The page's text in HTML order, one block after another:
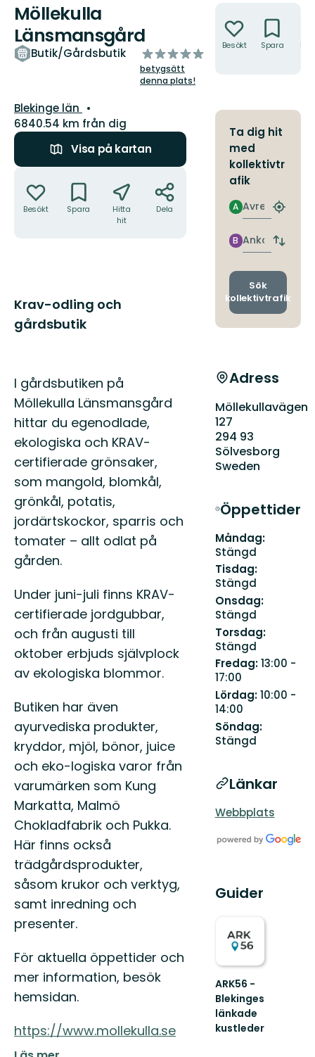
Möllekulla
Länsmansgård
Butik/Gårdsbutik
av
5
stjärnor
betygsätt
denna plats!
Län:
Blekinge län
6840.54 km från dig
Visa på kartan
Besökt Spara
Hitta
hit
Dela
Beskrivning
Krav-odling och
gårdsbutik
I gårdsbutiken på
Möllekulla Länsmansgård
hittar du egenodlade,
ekologiska och KRAV-
certifierade grönsaker,
som mangold, blomkål,
grönkål, potatis,
jordärtskockor, sparris och
tomater – allt odlat på
gården.
Under juni-juli finns KRAV-
certifierade jordgubbar,
och från augusti till
oktober erbjuds självplock
av ekologiska blommor.
Butiken har även
ayurvediska produkter,
kryddor, mjöl, bönor, juice
och eko-logiska varor från
varumärken som Kung
Markatta, Malmö
Chokladfabrik och Pukka.
Här finns också
trädgårdsprodukter,
såsom krukor och verktyg,
samt inredning och
presenter.
För aktuella öppettider och
mer information, besök
hemsidan.
https://www.mollekulla.se
Besökt Spara
Ta dig hit
med
kollektivtr
afik
Avresa
A
Hitta
Ankomst
B
Byt
och
Sök
kollektivtrafik
Adress
Möllekullavägen
127
294 93
Sölvesborg
Sweden
Öppettider
Måndag:
Stängd
Tisdag:
Stängd
Onsdag:
Stängd
Torsdag:
Stängd
Fredag:13:00 -
17:00
Lördag:10:00 -
14:00
Söndag:
Stängd
Länkar
Webbplats
Guider
ARK56 -
Blekinges
länkade
kustleder